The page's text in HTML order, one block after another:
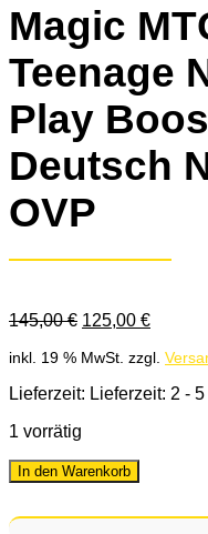
Magic
Teenage
Play
Deutsch
OVP
145,00€ Ursprünglicher
war:
125,00 €
ist:
inkl. 19 % MwSt. zzgl.
Lieferzeit: Lieferzeit: 2 -
1 vorrätig
In den Warenkorb